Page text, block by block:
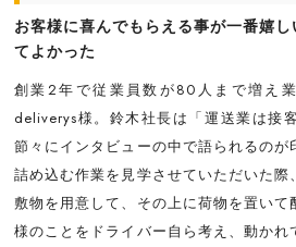
お客様に喜んでもらえる事が一番嬉
てよかった
創業2年で従業員数が80人まで増え
deliverys様。鈴木社長は「運送業は接
節々にインタビューの中で語られるのが
詰め込む作業を見学させていただいた際
敷物を用意して、その上に荷物を置いて
様のことをドライバー自ら考え、動かれ